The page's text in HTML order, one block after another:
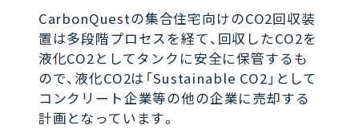
CarbonQuestの集合住宅向けのCO2回収装
置は多段階プロセスを経て、回収したCO2を
液化CO2としてタンクに安全に保管するも
ので、液化CO2は「Sustainable CO2」として
コンクリート企業等の他の企業に売却する
計画となっています。